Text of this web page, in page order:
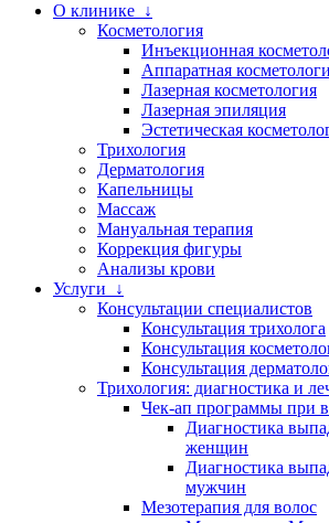
О клинике ↓
Косметология
Инъекционная
Аппаратная
Лазерная косметология
Лазерная эпиляция
Эстетическая
Трихология
Дерматология
Капельницы
Массаж
Мануальная терапия
Коррекция фигуры
Анализы крови
Услуги ↓
Консультации специалистов
Консультация трихолога
Консультация
Консультация
Трихология: диагностика и
Чек-ап программы при
Диагностика
женщин
Диагностика
мужчин
Мезотерапия для волос